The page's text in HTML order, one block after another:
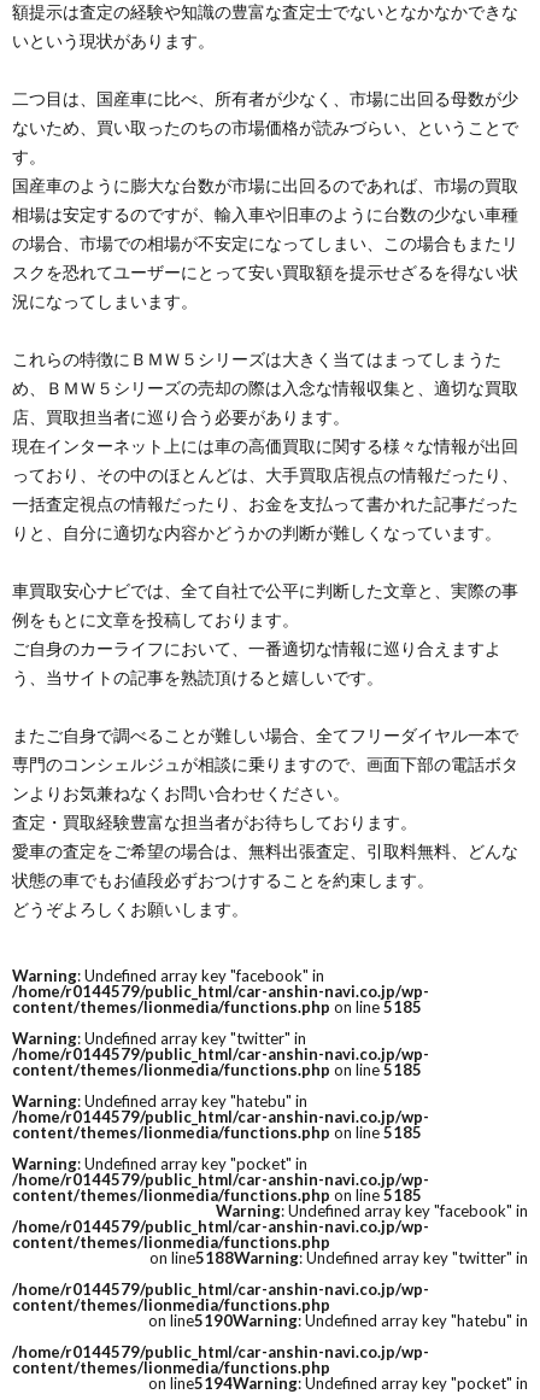
額提示は査定の経験や知識の豊富な査定士でないとなかなかできな
いという現状があります。
二つ目は、国産車に比べ、所有者が少なく、市場に出回る母数が少
ないため、買い取ったのちの市場価格が読みづらい、ということで
す。
国産車のように膨大な台数が市場に出回るのであれば、市場の買取
相場は安定するのですが、輸入車や旧車のように台数の少ない車種
の場合、市場での相場が不安定になってしまい、この場合もまたリ
スクを恐れてユーザーにとって安い買取額を提示せざるを得ない状
況になってしまいます。
これらの特徴にＢＭＷ５シリーズは大きく当てはまってしまうた
め、ＢＭＷ５シリーズの売却の際は入念な情報収集と、適切な買取
店、買取担当者に巡り合う必要があります。
現在インターネット上には車の高価買取に関する様々な情報が出回
っており、その中のほとんどは、大手買取店視点の情報だったり、
一括査定視点の情報だったり、お金を支払って書かれた記事だった
りと、自分に適切な内容かどうかの判断が難しくなっています。
車買取安心ナビでは、全て自社で公平に判断した文章と、実際の事
例をもとに文章を投稿しております。
ご自身のカーライフにおいて、一番適切な情報に巡り合えますよ
う、当サイトの記事を熟読頂けると嬉しいです。
またご自身で調べることが難しい場合、全てフリーダイヤル一本で
専門のコンシェルジュが相談に乗りますので、画面下部の電話ボタ
ンよりお気兼ねなくお問い合わせください。
査定・買取経験豊富な担当者がお待ちしております。
愛車の査定をご希望の場合は、無料出張査定、引取料無料、どんな
状態の車でもお値段必ずおつけすることを約束します。
どうぞよろしくお願いします。
Warning: Undefined array key "facebook" in
/home/r0144579/public_html/car-anshin-navi.co.jp/wp-
content/themes/lionmedia/functions.php on line5185
Warning: Undefined array key "twitter" in
/home/r0144579/public_html/car-anshin-navi.co.jp/wp-
content/themes/lionmedia/functions.php on line5185
Warning: Undefined array key "hatebu" in
/home/r0144579/public_html/car-anshin-navi.co.jp/wp-
content/themes/lionmedia/functions.php on line5185
Warning: Undefined array key "pocket" in
/home/r0144579/public_html/car-anshin-navi.co.jp/wp-
content/themes/lionmedia/functions.php on line5185
Warning: Undefined array key "facebook" in
/home/r0144579/public_html/car-anshin-navi.co.jp/wp-
content/themes/lionmedia/functions.php
on line5188Warning: Undefined array key "twitter" in
/home/r0144579/public_html/car-anshin-navi.co.jp/wp-
content/themes/lionmedia/functions.php
on line5190Warning: Undefined array key "hatebu" in
/home/r0144579/public_html/car-anshin-navi.co.jp/wp-
content/themes/lionmedia/functions.php
on line5194Warning: Undefined array key "pocket" in